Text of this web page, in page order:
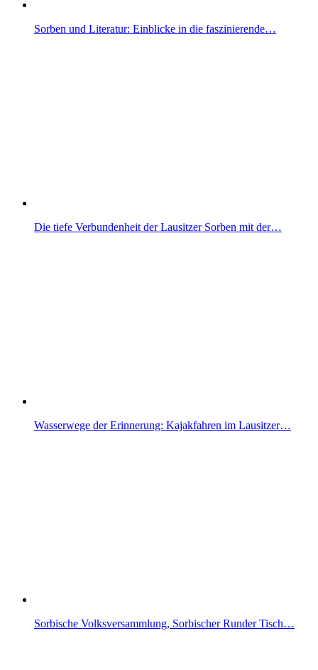
Sorben und Literatur: Einblicke in die faszinierende…
Die tiefe Verbundenheit der Lausitzer Sorben mit der…
Wasserwege der Erinnerung: Kajakfahren im Lausitzer…
Sorbische Volksversammlung, Sorbischer Runder Tisch…